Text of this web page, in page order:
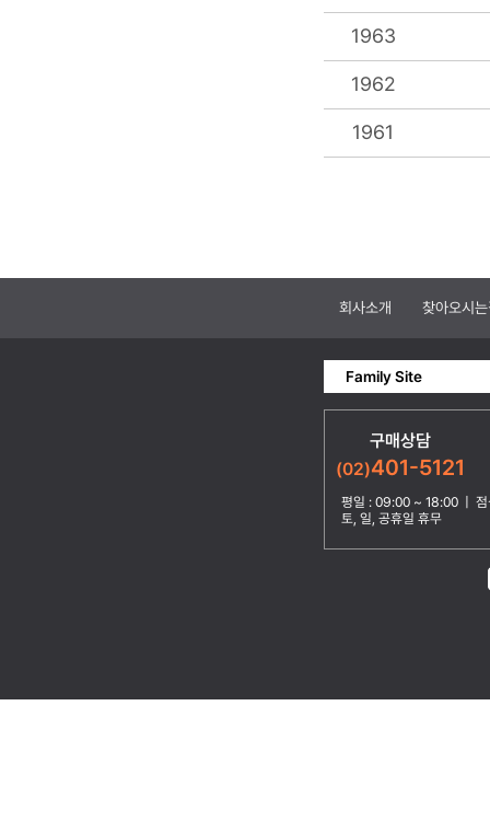
1963
1962
1961
회사소개 찾아오시
Family Site
구매상담
(02)401-5121
평일 : 09:00 ~ 18:00 | 점
토, 일, 공휴일 휴무